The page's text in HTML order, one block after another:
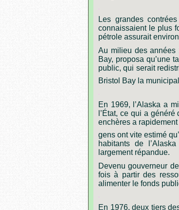
Les grandes contrées
connaissaient le plus
pétrole assurait environ
Au milieu des années
Bay, proposa qu’une
public, qui serait
Bristol Bay la
En 1969, l’Alaska a
l’État, ce qui a généré
enchères a rapidement
gens ont vite estimé
habitants de l’Alaska
largement répandue.
Devenu gouverneur
fois à partir des
alimenter le fonds
En 1976, deux tiers